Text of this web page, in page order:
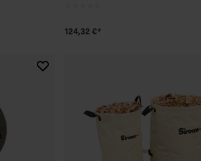
124,32 €*
Fact-Finder Tracking